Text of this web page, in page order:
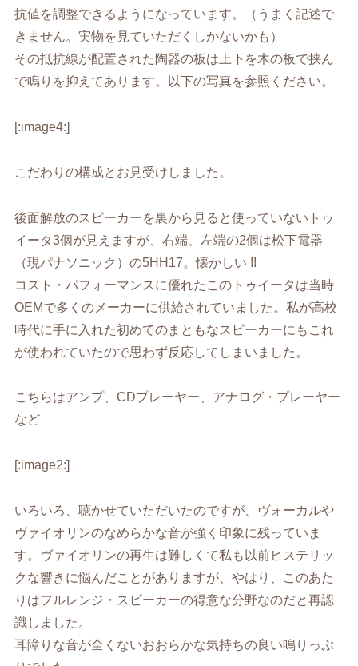
抗値を調整できるようになっています。（うまく記述で
きません。実物を見ていただくしかないかも）
その抵抗線が配置された陶器の板は上下を木の板で挟ん
で鳴りを抑えてあります。以下の写真を参照ください。
[:image4:]
こだわりの構成とお見受けしました。
後面解放のスピーカーを裏から見ると使っていないトゥ
イータ3個が見えますが、右端、左端の2個は松下電器
（現パナソニック）の5HH17。懐かしい !!
コスト・パフォーマンスに優れたこのトゥイータは当時
OEMで多くのメーカーに供給されていました。私が高校
時代に手に入れた初めてのまともなスピーカーにもこれ
が使われていたので思わず反応してしまいました。
こちらはアンプ、CDプレーヤー、アナログ・プレーヤー
など
[:image2:]
いろいろ、聴かせていただいたのですが、ヴォーカルや
ヴァイオリンのなめらかな音が強く印象に残っていま
す。ヴァイオリンの再生は難しくて私も以前ヒステリッ
クな響きに悩んだことがありますが、やはり、このあた
りはフルレンジ・スピーカーの得意な分野なのだと再認
識しました。
耳障りな音が全くないおおらかな気持ちの良い鳴りっぷ